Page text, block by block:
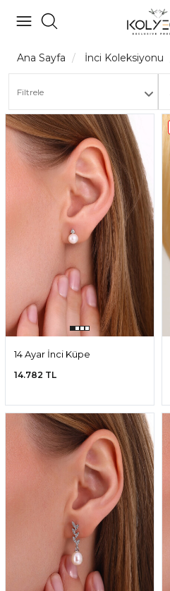
Ana Sayfa İnci Koleksiyonu
Filtrele
14 Ayar İnci Küpe
14.782 TL